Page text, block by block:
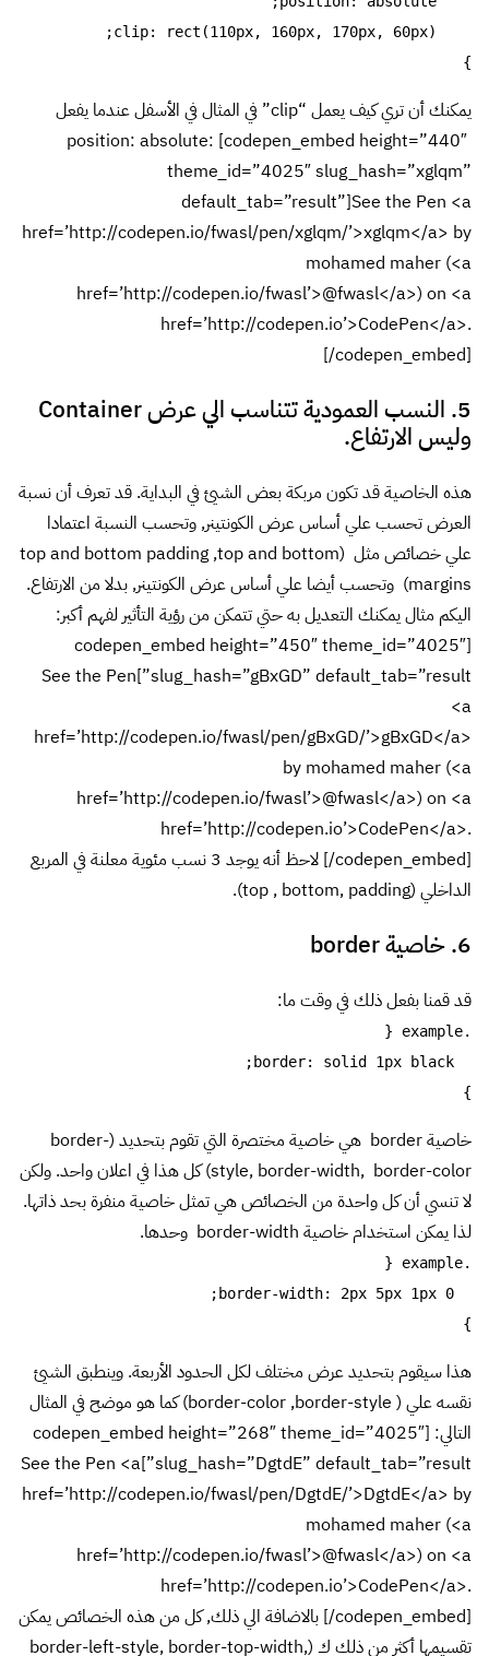
}
يمكنك أن تري كيف يعمل “clip” في المثال في الأسفل عندما يفعل
position: absolute: [codepen_embed height=”440″
theme_id=”4025″ slug_hash=”xglqm”
default_tab=”result”]See the Pen <a
href=’http://codepen.io/fwasl/pen/xglqm/’>xglqm</a> by
mohamed maher (<a
href=’http://codepen.io/fwasl’>@fwasl</a>) on <a
href=’http://codepen.io’>CodePen</a>.
[/codepen_embed]
5. النسب العمودية تتناسب الي عرض Container
وليس الارتفاع.
هذه الخاصية قد تكون مربكة بعض الشيئ في البداية. قد تعرف أن نسبة
العرض تحسب علي أساس عرض الكونتينر, وتحسب النسبة اعتمادا
علي خصائص مثل (top and bottom padding ,top and bottom
margins) وتحسب أيضا علي أساس عرض الكونتينر, بدلا من الارتفاع.
اليكم مثال يمكنك التعديل به حتي تتمكن من رؤية التأثير لفهم أكبر:
[codepen_embed height=”450″ theme_id=”4025″
slug_hash=”gBxGD” default_tab=”result”]See the Pen
<a
href=’http://codepen.io/fwasl/pen/gBxGD/’>gBxGD</a>
by mohamed maher (<a
href=’http://codepen.io/fwasl’>@fwasl</a>) on <a
href=’http://codepen.io’>CodePen</a>.
[/codepen_embed] لاحظ أنه يوجد 3 نسب مئوية معلنة في المربع
الداخلي (top , bottom, padding).
6. خاصية border
قد قمنا بفعل ذلك في وقت ما:
}
خاصية border هي خاصية مختصرة التي تقوم بتحديد (border-
style, border-width, border-color) كل هذا في اعلان واحد. ولكن
لا تنسي أن كل واحدة من الخصائص هي تمثل خاصية منفرة بحد ذاتها.
لذا يمكن استخدام خاصية border-width وحدها.
}
هذا سيقوم بتحديد عرض مختلف لكل الحدود الأربعة. وينطبق الشيئ
نقسه علي ( border-color ,border-style) كما هو موضح في المثال
التالي: [codepen_embed height=”268″ theme_id=”4025″
slug_hash=”DgtdE” default_tab=”result”]See the Pen <a
href=’http://codepen.io/fwasl/pen/DgtdE/’>DgtdE</a> by
mohamed maher (<a
href=’http://codepen.io/fwasl’>@fwasl</a>) on <a
href=’http://codepen.io’>CodePen</a>.
[/codepen_embed] بالاضافة الي ذلك, كل من هذه الخصائص يمكن
تقسيمها أكثر من ذلك ك (border-left-style, border-top-width,